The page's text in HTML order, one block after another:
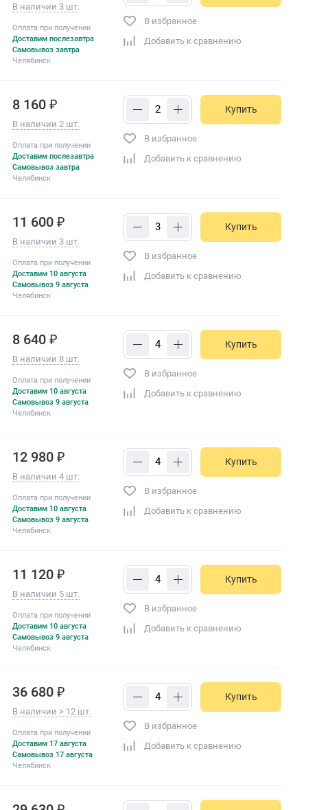
В наличии 3 шт.
Оплата при получении
Доставим послезавтра
Самовывоз завтра
Челябинск
В избранное
Добавить к сравнению
8 160 ₽
В наличии 2 шт.
Оплата при получении
Доставим послезавтра
Самовывоз завтра
Челябинск
Купить
В избранное
Добавить к сравнению
11 600 ₽
В наличии 3 шт.
Оплата при получении
Доставим 10 августа
Самовывоз 9 августа
Челябинск
Купить
В избранное
Добавить к сравнению
8 640 ₽
В наличии 8 шт.
Оплата при получении
Доставим 10 августа
Самовывоз 9 августа
Челябинск
Купить
В избранное
Добавить к сравнению
12 980 ₽
В наличии 4 шт.
Оплата при получении
Доставим 10 августа
Самовывоз 9 августа
Челябинск
Купить
В избранное
Добавить к сравнению
11 120 ₽
В наличии 5 шт.
Оплата при получении
Доставим 10 августа
Самовывоз 9 августа
Челябинск
Купить
В избранное
Добавить к сравнению
36 680 ₽
В наличии > 12 шт.
Оплата при получении
Доставим 17 августа
Самовывоз 17 августа
Челябинск
Купить
В избранное
Добавить к сравнению